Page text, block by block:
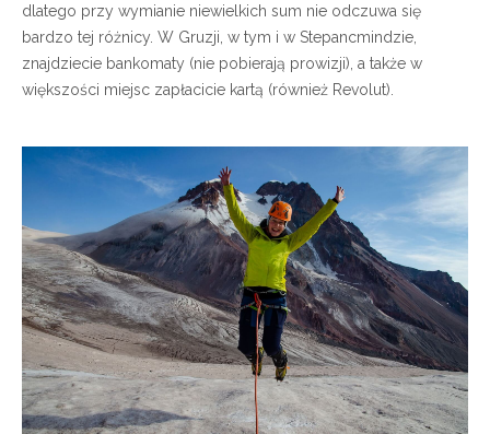
dlatego przy wymianie niewielkich sum nie odczuwa się
bardzo tej różnicy. W Gruzji, w tym i w Stepancmindzie,
znajdziecie bankomaty (nie pobierają prowizji), a także w
większości miejsc zapłacicie kartą (również Revolut).